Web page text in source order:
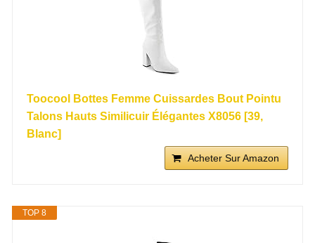
Toocool Bottes Femme Cuissardes Bout Pointu
Talons Hauts Similicuir Élégantes X8056 [39,
Blanc]
Acheter Sur Amazon
TOP 8